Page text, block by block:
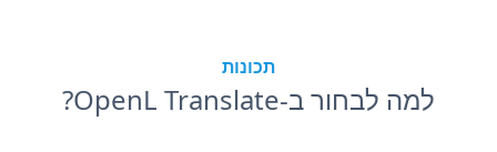
תכונות
למה לבחור ב-OpenL Translate?